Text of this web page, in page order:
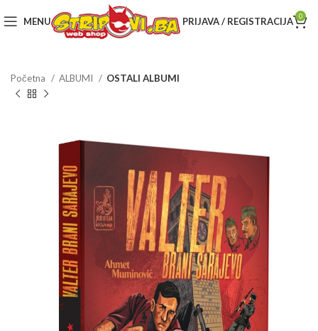
MENU PRIJAVA / REGISTRACIJA 0
Početna ALBUMI OSTALI ALBUMI